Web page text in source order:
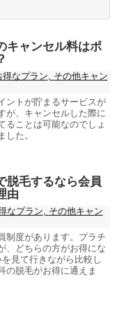
キャンセル料はポ
得なプラン, その他キャン
ントが貯まるサービスが
が、キャンセルした際に
ることは可能なのでしょ
た。
脱毛するなら会員
由
なプラン, その他キャン
制度があります。プラチ
、どちらの方がお得にな
見て行きながら比較し
の脱毛がお得に通えま